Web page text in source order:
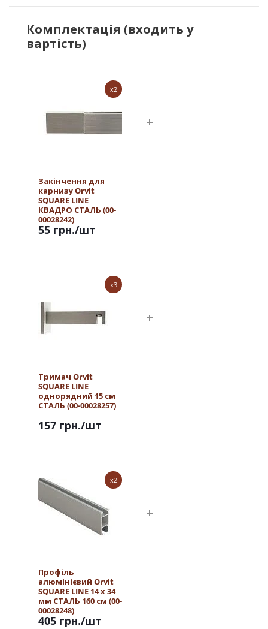
Комплектація (входить у
вартість)
x2
Закінчення для
карнизу Orvit
SQUARE LINE
КВАДРО СТАЛЬ (00-
00028242)
55 грн./шт
x3
Тримач Orvit
SQUARE LINE
однорядний 15 см
СТАЛЬ (00-00028257)
157 грн./шт
x2
Профіль
алюмінієвий Orvit
SQUARE LINE 14 х 34
мм СТАЛЬ 160 см (00-
00028248)
405 грн./шт